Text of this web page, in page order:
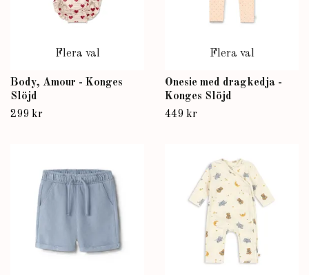
Flera val
Body, Amour - Konges
Slöjd
299 kr
Flera val
Onesie med dragkedja -
Konges Slöjd
449 kr